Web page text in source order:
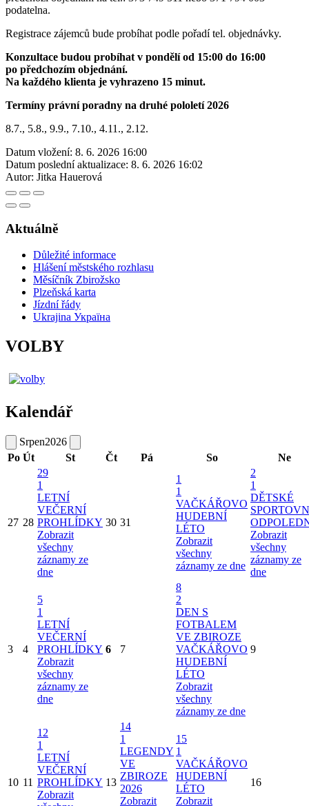
podatelna.
Registrace zájemců bude probíhat podle pořadí tel. objednávky.
Konzultace budou probíhat v pondělí od 15:00 do 16:00
po předchozím objednání.
Na každého klienta je vyhrazeno 15 minut.
Termíny právní poradny na druhé pololetí 2026
8.7., 5.8., 9.9., 7.10., 4.11., 2.12.
Datum vložení: 8. 6. 2026 16:00
Datum poslední aktualizace: 8. 6. 2026 16:02
Autor: Jitka Hauerová
Aktuálně
Důležité informace
Hlášení městského rozhlasu
Měsíčník Zbirožsko
Plzeňská karta
Jízdní řády
Ukrajina Україна
VOLBY
Kalendář
Srpen2026
Po Út St Čt Pá So Ne
27 28
29
1
LETNÍ
VEČERNÍ
PROHLÍDKY
Zobrazit
všechny
záznamy ze
dne
30 31
1
1
VAČKÁŘOVO
HUDEBNÍ
LÉTO
Zobrazit
všechny
záznamy ze dne
2
1
DĚTSKÉ
Zobrazit
všechny
záznamy ze
dne
3 4
5
1
LETNÍ
VEČERNÍ
PROHLÍDKY
Zobrazit
všechny
záznamy ze
dne
6 7
8
2
DEN S
FOTBALEM
VE ZBIROZE
VAČKÁŘOVO
HUDEBNÍ
LÉTO
Zobrazit
všechny
záznamy ze dne
9
10 11
12
1
LETNÍ
VEČERNÍ
PROHLÍDKY
Zobrazit
13
14
1
LEGENDY
VE
ZBIROZE
2026
Zobrazit
15
1
VAČKÁŘOVO
HUDEBNÍ
LÉTO
Zobrazit
16